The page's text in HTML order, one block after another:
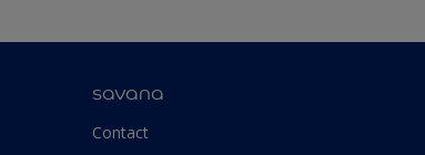
savana
Contact